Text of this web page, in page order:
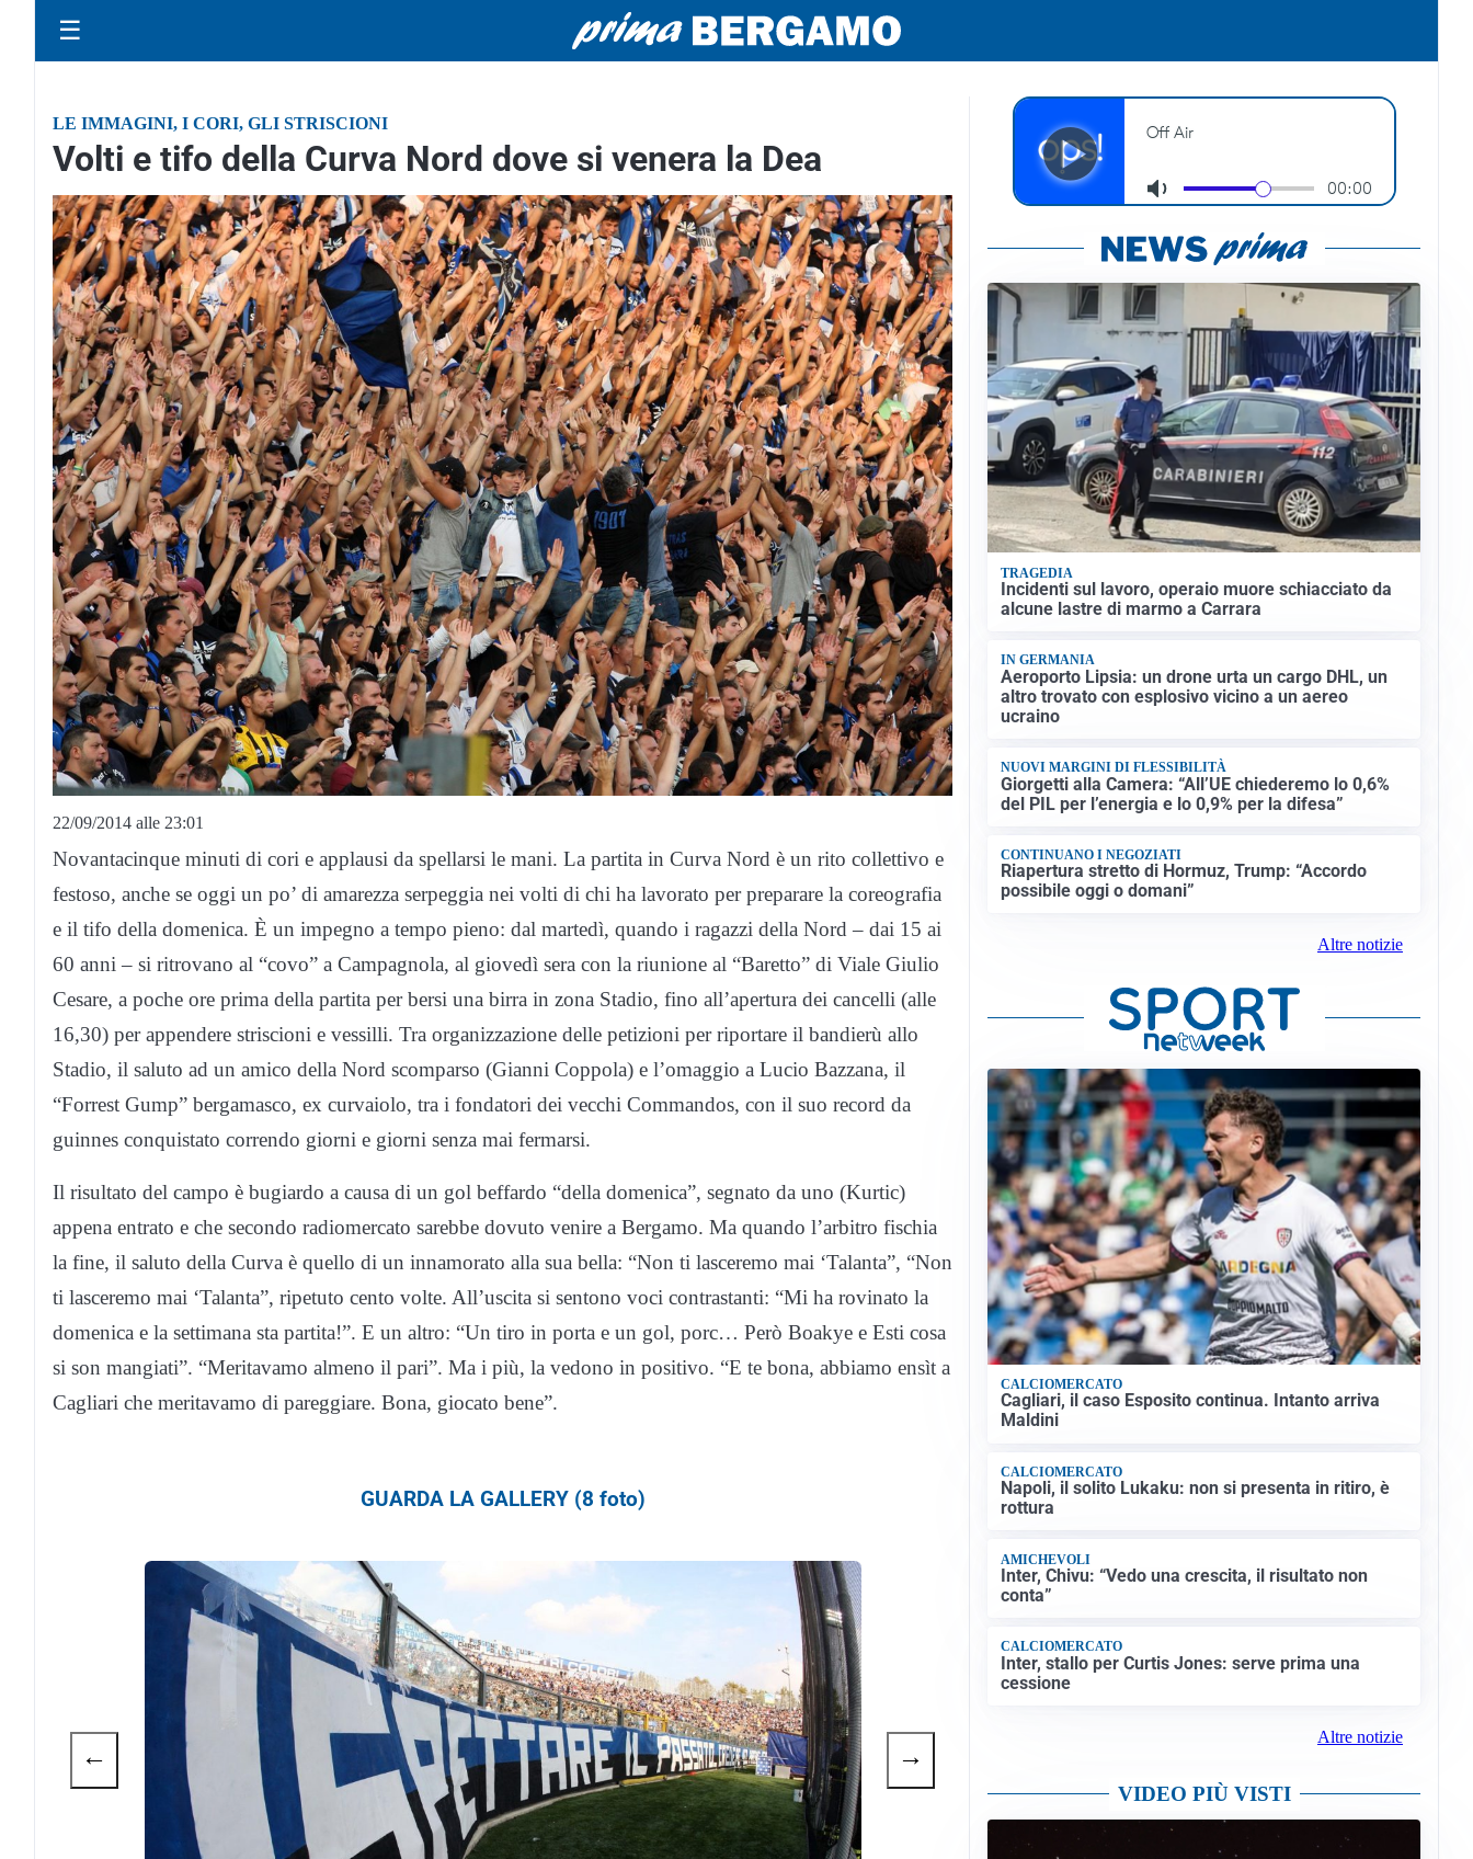
☰
LE IMMAGINI, I CORI, GLI STRISCIONI
Volti e tifo della Curva Nord dove si venera la Dea
22/09/2014 alle 23:01
Novantacinque minuti di cori e applausi da spellarsi le mani. La partita in Curva Nord è un rito collettivo e
festoso, anche se oggi un po’ di amarezza serpeggia nei volti di chi ha lavorato per preparare la coreografia
e il tifo della domenica. È un impegno a tempo pieno: dal martedì, quando i ragazzi della Nord – dai 15 ai
60 anni – si ritrovano al “covo” a Campagnola, al giovedì sera con la riunione al “Baretto” di Viale Giulio
Cesare, a poche ore prima della partita per bersi una birra in zona Stadio, fino all’apertura dei cancelli (alle
16,30) per appendere striscioni e vessilli. Tra organizzazione delle petizioni per riportare il bandierù allo
Stadio, il saluto ad un amico della Nord scomparso (Gianni Coppola) e l’omaggio a Lucio Bazzana, il
“Forrest Gump” bergamasco, ex curvaiolo, tra i fondatori dei vecchi Commandos, con il suo record da
guinnes conquistato correndo giorni e giorni senza mai fermarsi.
Il risultato del campo è bugiardo a causa di un gol beffardo “della domenica”, segnato da uno (Kurtic)
appena entrato e che secondo radiomercato sarebbe dovuto venire a Bergamo. Ma quando l’arbitro fischia
la fine, il saluto della Curva è quello di un innamorato alla sua bella: “Non ti lasceremo mai ‘Talanta”, “Non
ti lasceremo mai ‘Talanta”, ripetuto cento volte. All’uscita si sentono voci contrastanti: “Mi ha rovinato la
domenica e la settimana sta partita!”. E un altro: “Un tiro in porta e un gol, porc… Però Boakye e Esti cosa
si son mangiati”. “Meritavamo almeno il pari”. Ma i più, la vedono in positivo. “E te bona, abbiamo ensìt a
Cagliari che meritavamo di pareggiare. Bona, giocato bene”.
GUARDA LA GALLERY (8 foto)
← →
TRAGEDIA
Incidenti sul lavoro, operaio muore schiacciato da
alcune lastre di marmo a Carrara
IN GERMANIA
Aeroporto Lipsia: un drone urta un cargo DHL, un
altro trovato con esplosivo vicino a un aereo
ucraino
NUOVI MARGINI DI FLESSIBILITÀ
Giorgetti alla Camera: “All’UE chiederemo lo 0,6%
del PIL per l’energia e lo 0,9% per la difesa”
CONTINUANO I NEGOZIATI
Riapertura stretto di Hormuz, Trump: “Accordo
possibile oggi o domani”
Altre notizie
CALCIOMERCATO
Cagliari, il caso Esposito continua. Intanto arriva
Maldini
CALCIOMERCATO
Napoli, il solito Lukaku: non si presenta in ritiro, è
rottura
AMICHEVOLI
Inter, Chivu: “Vedo una crescita, il risultato non
conta”
CALCIOMERCATO
Inter, stallo per Curtis Jones: serve prima una
cessione
Altre notizie
VIDEO PIÙ VISTI